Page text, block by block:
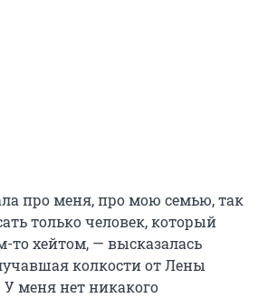
про меня, про мою семью, так
только человек, который
то хейтом, — высказалась
колкости от Лены
меня нет никакого